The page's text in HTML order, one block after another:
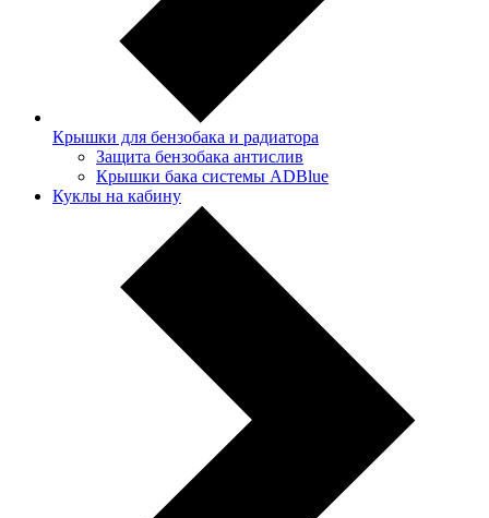
Крышки для бензобака и радиатора
Защита бензобака антислив
Крышки бака системы ADBlue
Куклы на кабину